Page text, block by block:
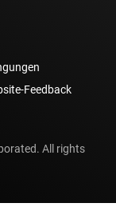
Feedback
All rights